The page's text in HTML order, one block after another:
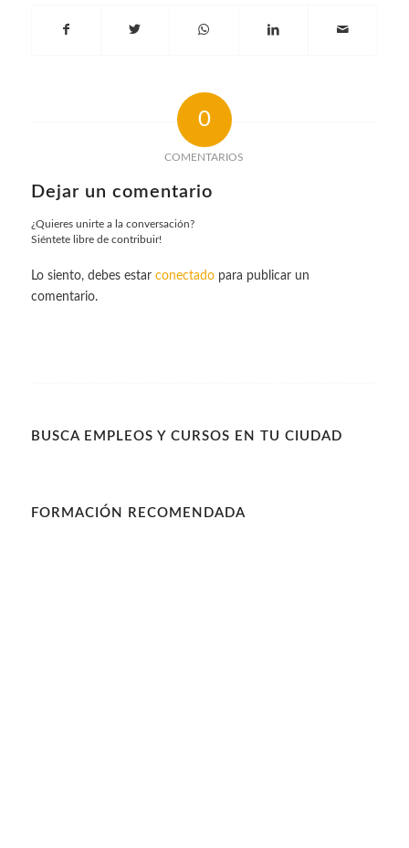
0
COMENTARIOS
Dejar un comentario
¿Quieres unirte a la conversación?
Siéntete libre de contribuir!
Lo siento, debes estar conectadopara publicar un
comentario.
BUSCA EMPLEOS Y CURSOS EN TU CIUDAD
FORMACIÓN RECOMENDADA